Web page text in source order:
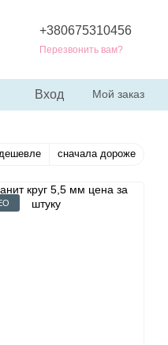
+380675310456
Перезвонить вам?
Вход Мой заказ
сначала дороже